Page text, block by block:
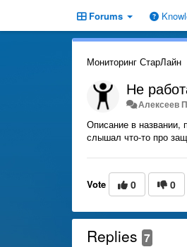
Forums
Мониторинг СтарЛайн
Не
Алексеев
Описание в названии,
слышал что-то про
Vote 0 0
Replies 7